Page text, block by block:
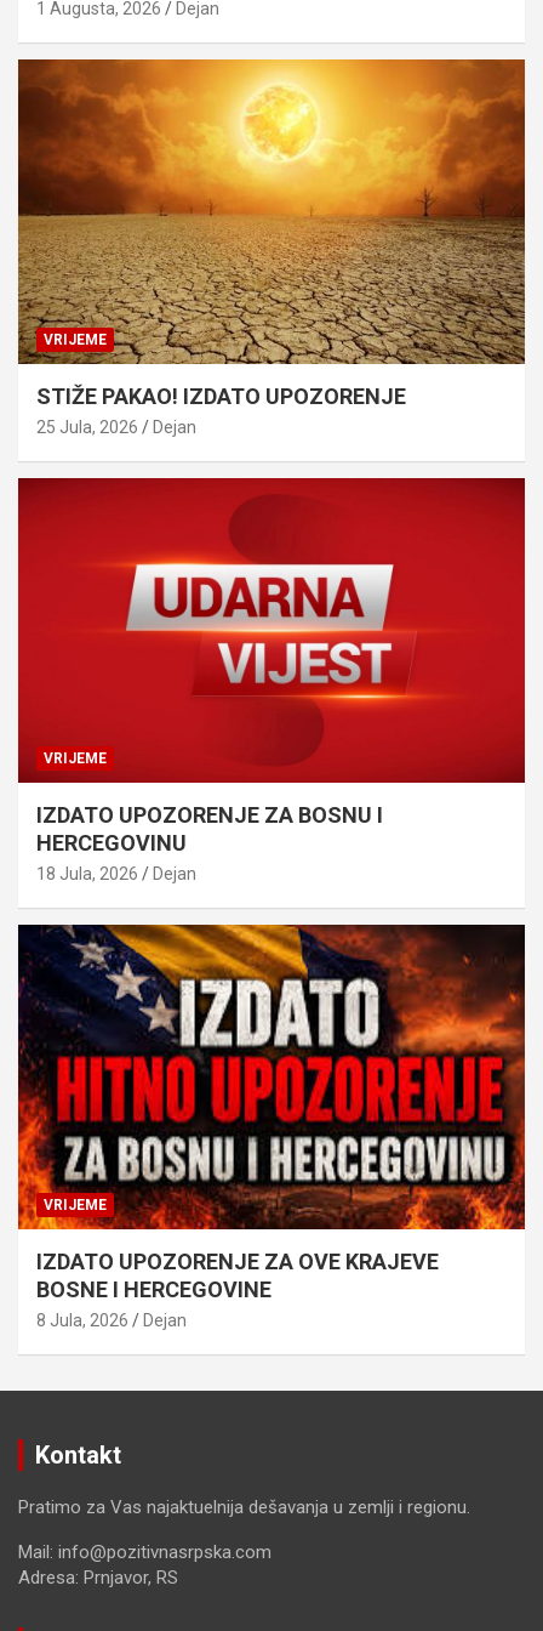
1 Augusta, 2026 Dejan
VRIJEME
STIŽE PAKAO! IZDATO UPOZORENJE
25 Jula, 2026 Dejan
VRIJEME
IZDATO UPOZORENJE ZA BOSNU I
HERCEGOVINU
18 Jula, 2026 Dejan
VRIJEME
IZDATO UPOZORENJE ZA OVE KRAJEVE
BOSNE I HERCEGOVINE
8 Jula, 2026 Dejan
Kontakt
Pratimo za Vas najaktuelnija dešavanja u zemlji i regionu.
Mail: info@pozitivnasrpska.com
Adresa: Prnjavor, RS